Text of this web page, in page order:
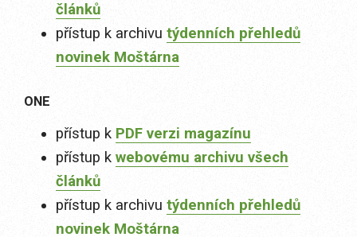
článků
přístup k archivu týdenních přehledů
novinek Moštárna
ONE
přístup k PDF verzi magazínu
přístup k webovému archivu všech
článků
přístup k archivu týdenních přehledů
novinek Moštárna